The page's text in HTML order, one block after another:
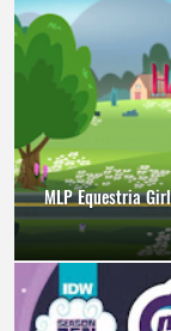
MLP Equestria